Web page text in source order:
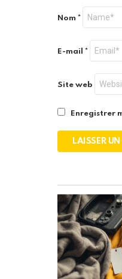
Nom *
E-mail *
Site web
Enregistrer